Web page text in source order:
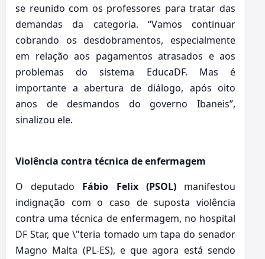
se reunido com os professores para tratar das
demandas da categoria. “Vamos continuar
cobrando os desdobramentos, especialmente
em relação aos pagamentos atrasados e aos
problemas do sistema EducaDF. Mas é
importante a abertura de diálogo, após oito
anos de desmandos do governo Ibaneis”,
sinalizou ele.
Violência contra técnica de enfermagem
O deputado Fábio Felix (PSOL) manifestou
indignação com o caso de suposta violência
contra uma técnica de enfermagem, no hospital
DF Star, que \"teria tomado um tapa do senador
Magno Malta (PL-ES), e que agora está sendo